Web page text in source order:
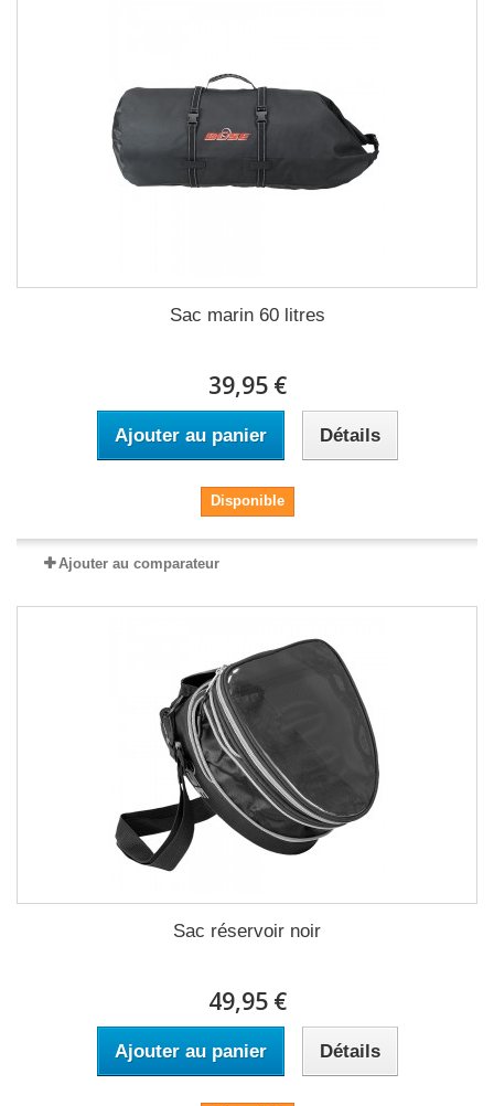
Sac marin 60 litres
39,95 €
Ajouter au panier Détails
Disponible
Ajouter au comparateur
Sac réservoir noir
49,95 €
Ajouter au panier Détails